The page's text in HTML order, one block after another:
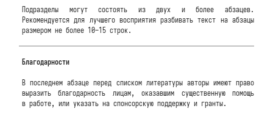
Подразделы могут состоять из двух и более абзацев.
Рекомендуется для лучшего восприятия разбивать текст на абзацы
размером не более 10–15 строк.
Благодарности
В последнем абзаце перед списком литературы авторы имеют право
выразить благодарность лицам, оказавшим существенную помощь
в работе, или указать на спонсорскую поддержку и гранты.